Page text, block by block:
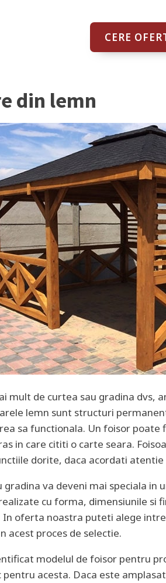
CERE
din lemn
mult de curtea sau gradina dvs,
lemn sunt structuri
sa functionala. Un foisor
in care cititi o carte seara.
dorite, daca acordati atentie
gradina va deveni mai speciala
cu forma, dimensiunile si
In oferta noastra puteti alege
acest proces de selectie.
modelul de foisor pentru
acesta. Daca este